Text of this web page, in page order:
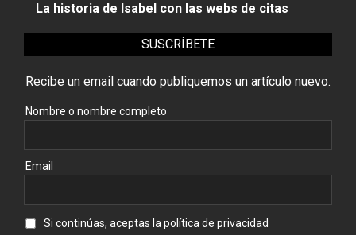
La historia de Isabel con las webs de citas
SUSCRÍBETE
Recibe un email cuando publiquemos un artículo nuevo.
Nombre o nombre completo
Email
Si continúas, aceptas la política de privacidad